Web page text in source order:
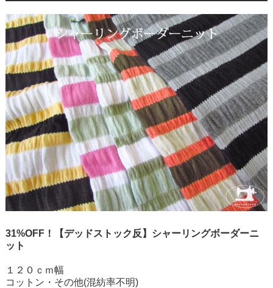
31%OFF！【デッドストック反】シャーリングボーダーニ
ット
１２０ｃｍ幅
コットン・その他(混紡率不明)